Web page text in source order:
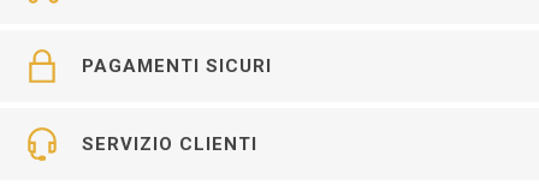
PAGAMENTI SICURI
SERVIZIO CLIENTI